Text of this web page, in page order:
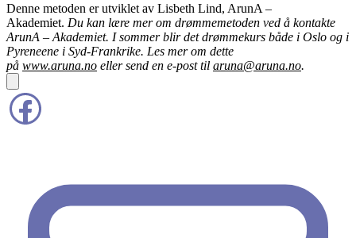
Denne metoden er utviklet av Lisbeth Lind, ArunA –
Akademiet. Du kan lære mer om drømmemetoden ved å kontakte
ArunA – Akademiet. I sommer blir det drømmekurs både i Oslo og i
Pyreneene i Syd-Frankrike. Les mer om dette
på www.aruna.no eller send en e-post til aruna@aruna.no.